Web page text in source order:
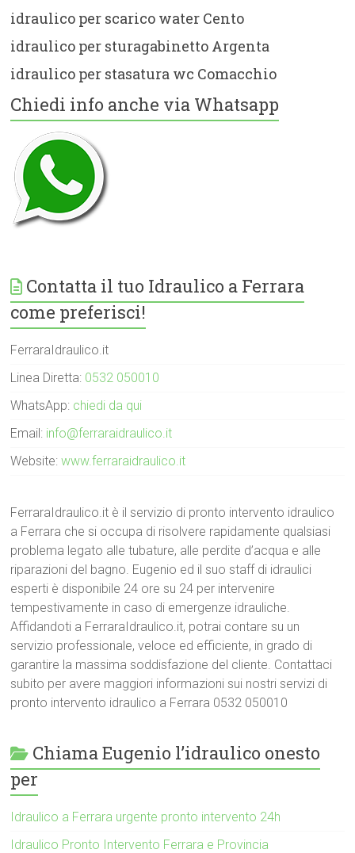
idraulico per scarico water Cento
idraulico per sturagabinetto Argenta
idraulico per stasatura wc Comacchio
Chiedi info anche via Whatsapp
Contatta il tuo Idraulico a Ferrara
come preferisci!
FerraraIdraulico.it
Linea Diretta: 0532 050010
WhatsApp: chiedi da qui
Email: info@ferraraidraulico.it
Website:www.ferraraidraulico.it
FerraraIdraulico.it è il servizio di pronto intervento idraulico
a Ferrara che si occupa di risolvere rapidamente qualsiasi
problema legato alle tubature, alle perdite d’acqua e alle
riparazioni del bagno. Eugenio ed il suo staff di idraulici
esperti è disponibile 24 ore su 24 per intervenire
tempestivamente in caso di emergenze idrauliche.
Affidandoti a FerraraIdraulico.it, potrai contare su un
servizio professionale, veloce ed efficiente, in grado di
garantire la massima soddisfazione del cliente. Contattaci
subito per avere maggiori informazioni sui nostri servizi di
pronto intervento idraulico a Ferrara 0532 050010
Chiama Eugenio l’idraulico onesto
per
Idraulico a Ferrara urgente pronto intervento 24h
Idraulico Pronto Intervento Ferrara e Provincia